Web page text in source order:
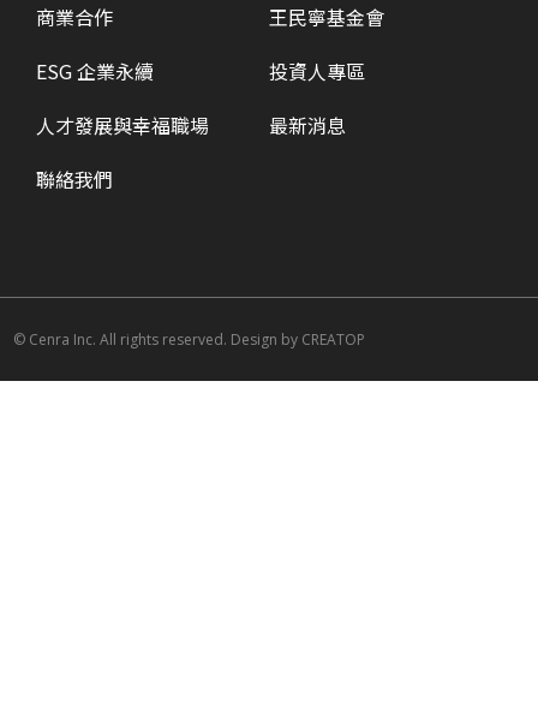
商業合作
王民寧基金會
ESG 企業永續
投資人專區
人才發展與幸福職場
最新消息
聯絡我們
© Cenra Inc. All rights reserved. Design by CREATOP